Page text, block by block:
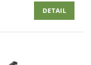
DETAIL